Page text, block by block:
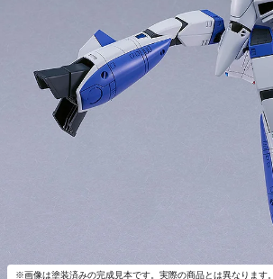
※画像は塗装済みの完成見本です。実際の商品とは異なります。